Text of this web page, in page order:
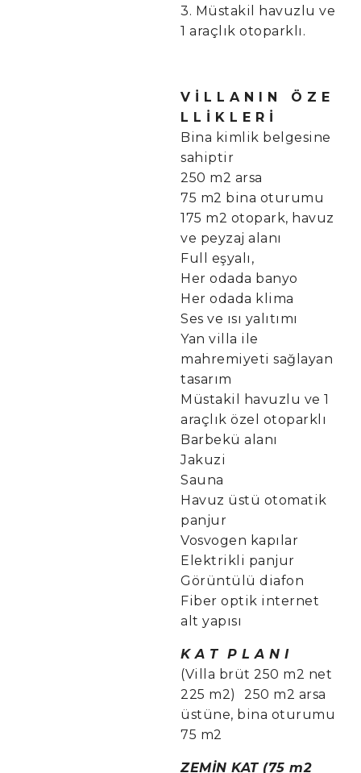
3. Müstakil havuzlu ve
1 araçlık otoparklı.
V İ L L A N I N Ö Z E
L L İ K L E R İ
Bina kimlik belgesine
sahiptir
250 m2 arsa
75 m2 bina oturumu
175 m2 otopark, havuz
ve peyzaj alanı
Full eşyalı,
Her odada banyo
Her odada klima
Ses ve ısı yalıtımı
Yan villa ile
mahremiyeti sağlayan
tasarım
Müstakil havuzlu ve 1
araçlık özel otoparklı
Barbekü alanı
Jakuzi
Sauna
Havuz üstü otomatik
panjur
Vosvogen kapılar
Elektrikli panjur
Görüntülü diafon
Fiber optik internet
alt yapısı
K A T P L A N I
(Villa brüt 250 m2 net
225 m2) 250 m2 arsa
üstüne, bina oturumu
75 m2
ZEMİN KAT (75 m2